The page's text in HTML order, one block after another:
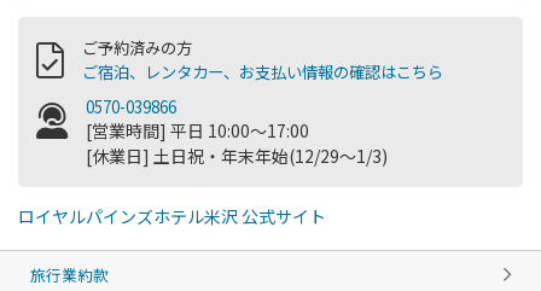
ご予約済みの方
ご宿泊、レンタカー、お支払い情報の確認はこちら
0570-039866
[営業時間] 平日 10:00～17:00
[休業日] 土日祝・年末年始(12/29～1/3)
ロイヤルパインズホテル米沢 公式サイト
旅行業約款